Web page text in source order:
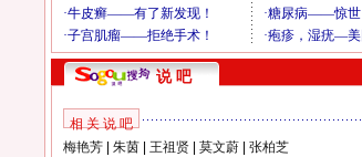
说 吧
相 关 说 吧
梅艳芳| 朱茵| 王祖贤| 莫文蔚| 张柏芝